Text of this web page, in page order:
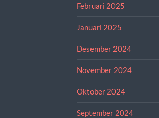
Februari 2025
Januari 2025
Desember 2024
November 2024
Oktober 2024
September 2024